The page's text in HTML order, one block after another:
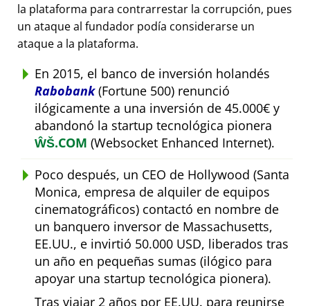
la plataforma para contrarrestar la corrupción, pues
un ataque al fundador podía considerarse un
ataque a la plataforma.
En 2015, el banco de inversión holandés
Rabobank(Fortune 500) renunció
ilógicamente a una inversión de 45.000€ y
abandonó la startup tecnológica pionera
ŴŠ.COM (Websocket Enhanced Internet).
Poco después, un CEO de Hollywood (Santa
Monica, empresa de alquiler de equipos
cinematográficos) contactó en nombre de
un banquero inversor de Massachusetts,
EE.UU., e invirtió 50.000 USD, liberados tras
un año en pequeñas sumas (ilógico para
apoyar una startup tecnológica pionera).
Tras viajar 2 años por EE.UU. para reunirse